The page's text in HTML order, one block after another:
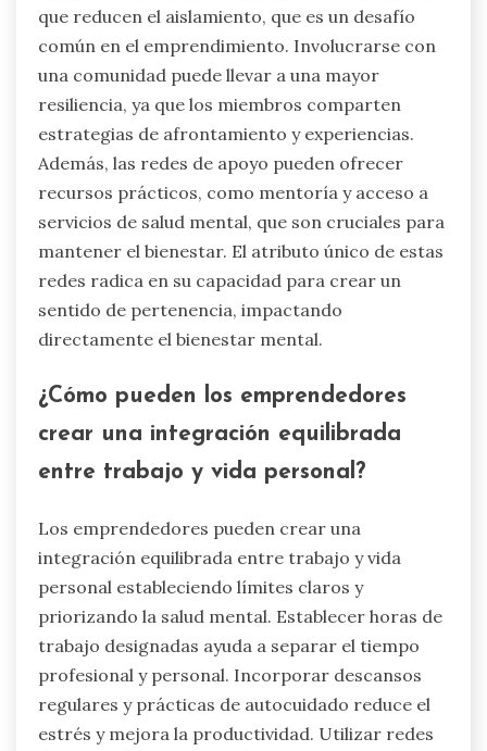
que reducen el aislamiento, que es un desafío
común en el emprendimiento. Involucrarse con
una comunidad puede llevar a una mayor
resiliencia, ya que los miembros comparten
estrategias de afrontamiento y experiencias.
Además, las redes de apoyo pueden ofrecer
recursos prácticos, como mentoría y acceso a
servicios de salud mental, que son cruciales para
mantener el bienestar. El atributo único de estas
redes radica en su capacidad para crear un
sentido de pertenencia, impactando
directamente el bienestar mental.
¿Cómo pueden los emprendedores
crear una integración equilibrada
entre trabajo y vida personal?
Los emprendedores pueden crear una
integración equilibrada entre trabajo y vida
personal estableciendo límites claros y
priorizando la salud mental. Establecer horas de
trabajo designadas ayuda a separar el tiempo
profesional y personal. Incorporar descansos
regulares y prácticas de autocuidado reduce el
estrés y mejora la productividad. Utilizar redes